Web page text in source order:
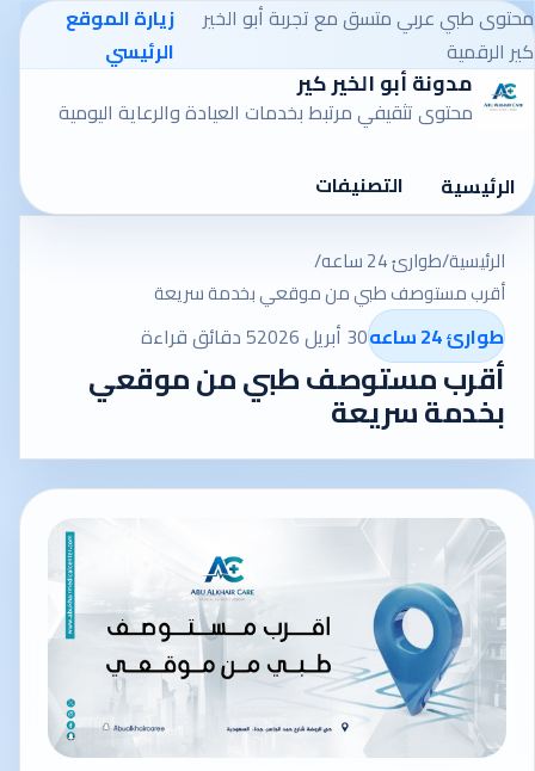
محتوى طبي عربي متسق مع تجربة أبو الخير
كير الرقمية
زيارة الموقع
الرئيسي
مدونة أبو الخير كير
محتوى تثقيفي مرتبط بخدمات العيادة والرعاية اليومية
الرئيسية التصنيفات
الرئيسية/طوارئ 24 ساعه
/
أقرب مستوصف طبي من موقعي بخدمة سريعة
طوارئ 24 ساعه 30 أبريل 2026 5 دقائق قراءة
أقرب مستوصف طبي من موقعي
بخدمة سريعة